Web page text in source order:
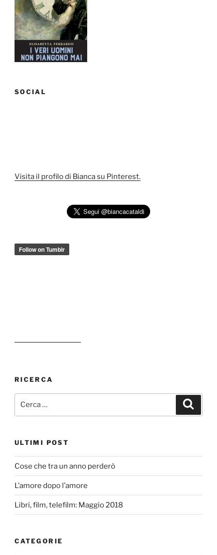
SOCIAL
Visita il profilo di Bianca su Pinterest.
RICERCA
ULTIMI POST
Cose che tra un anno perderò
L’amore dopo l’amore
Libri, film, telefilm: Maggio 2018
CATEGORIE